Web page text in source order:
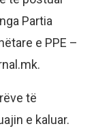
Partia
e PPE –
të
e kaluar.